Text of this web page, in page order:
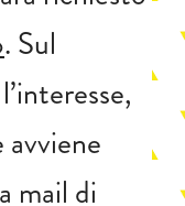
. Sul
mail di